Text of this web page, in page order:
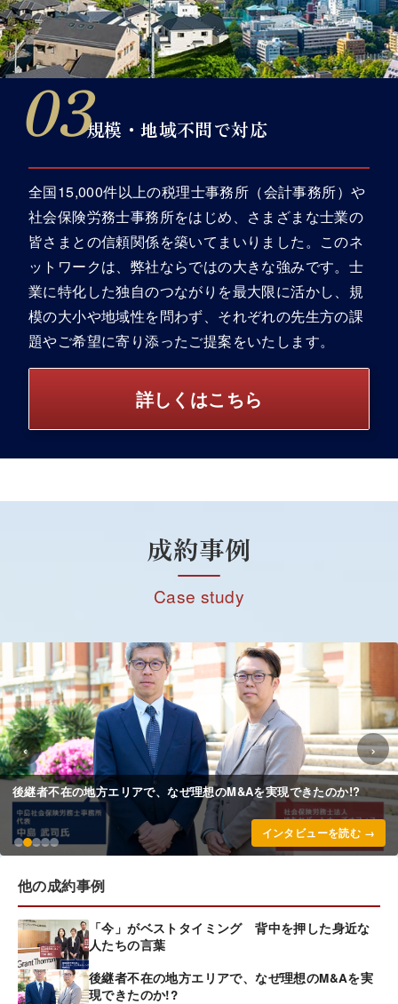
想いに寄り
伴走者 パートナー
で
あり
たい
。
規模・地域不問で対応
全国15,000件以上の税理士事務所（会計事務所）や
社会保険労務士事務所をはじめ、さまざまな士業の
皆さまとの信頼関係を築いてまいりました。このネ
ットワークは、弊社ならではの大きな強みです。士
業に特化した独自のつながりを最大限に活かし、規
模の大小や地域性を問わず、それぞれの先生方の課
題やご希望に寄り添ったご提案をいたします。
詳しくはこちら
成約事例
Case study
後継者不在の地方エリアで、なぜ理想のM&Aを実現できたのか!?
インタビューを読む →
‹ ›
他の成約事例
「今」がベストタイミング 背中を押した身近な
人たちの言葉
後継者不在の地方エリアで、なぜ理想のM&Aを実
現できたのか!?